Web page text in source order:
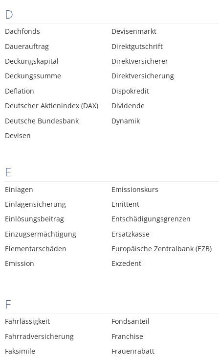
D
Dachfonds
Dauerauftrag
Deckungskapital
Deckungssumme
Deflation
Deutscher Aktienindex (DAX)
Deutsche Bundesbank
Devisen
Devisenmarkt
Direktgutschrift
Direktversicherer
Direktversicherung
Dispokredit
Dividende
Dynamik
E
Einlagen
Einlagensicherung
Einlösungsbeitrag
Einzugsermächtigung
Elementarschäden
Emission
Emissionskurs
Emittent
Entschädigungsgrenzen
Ersatzkasse
Europäische Zentralbank (EZB)
Exzedent
F
Fahrlässigkeit
Fahrradversicherung
Faksimile
Fondsanteil
Franchise
Frauenrabatt